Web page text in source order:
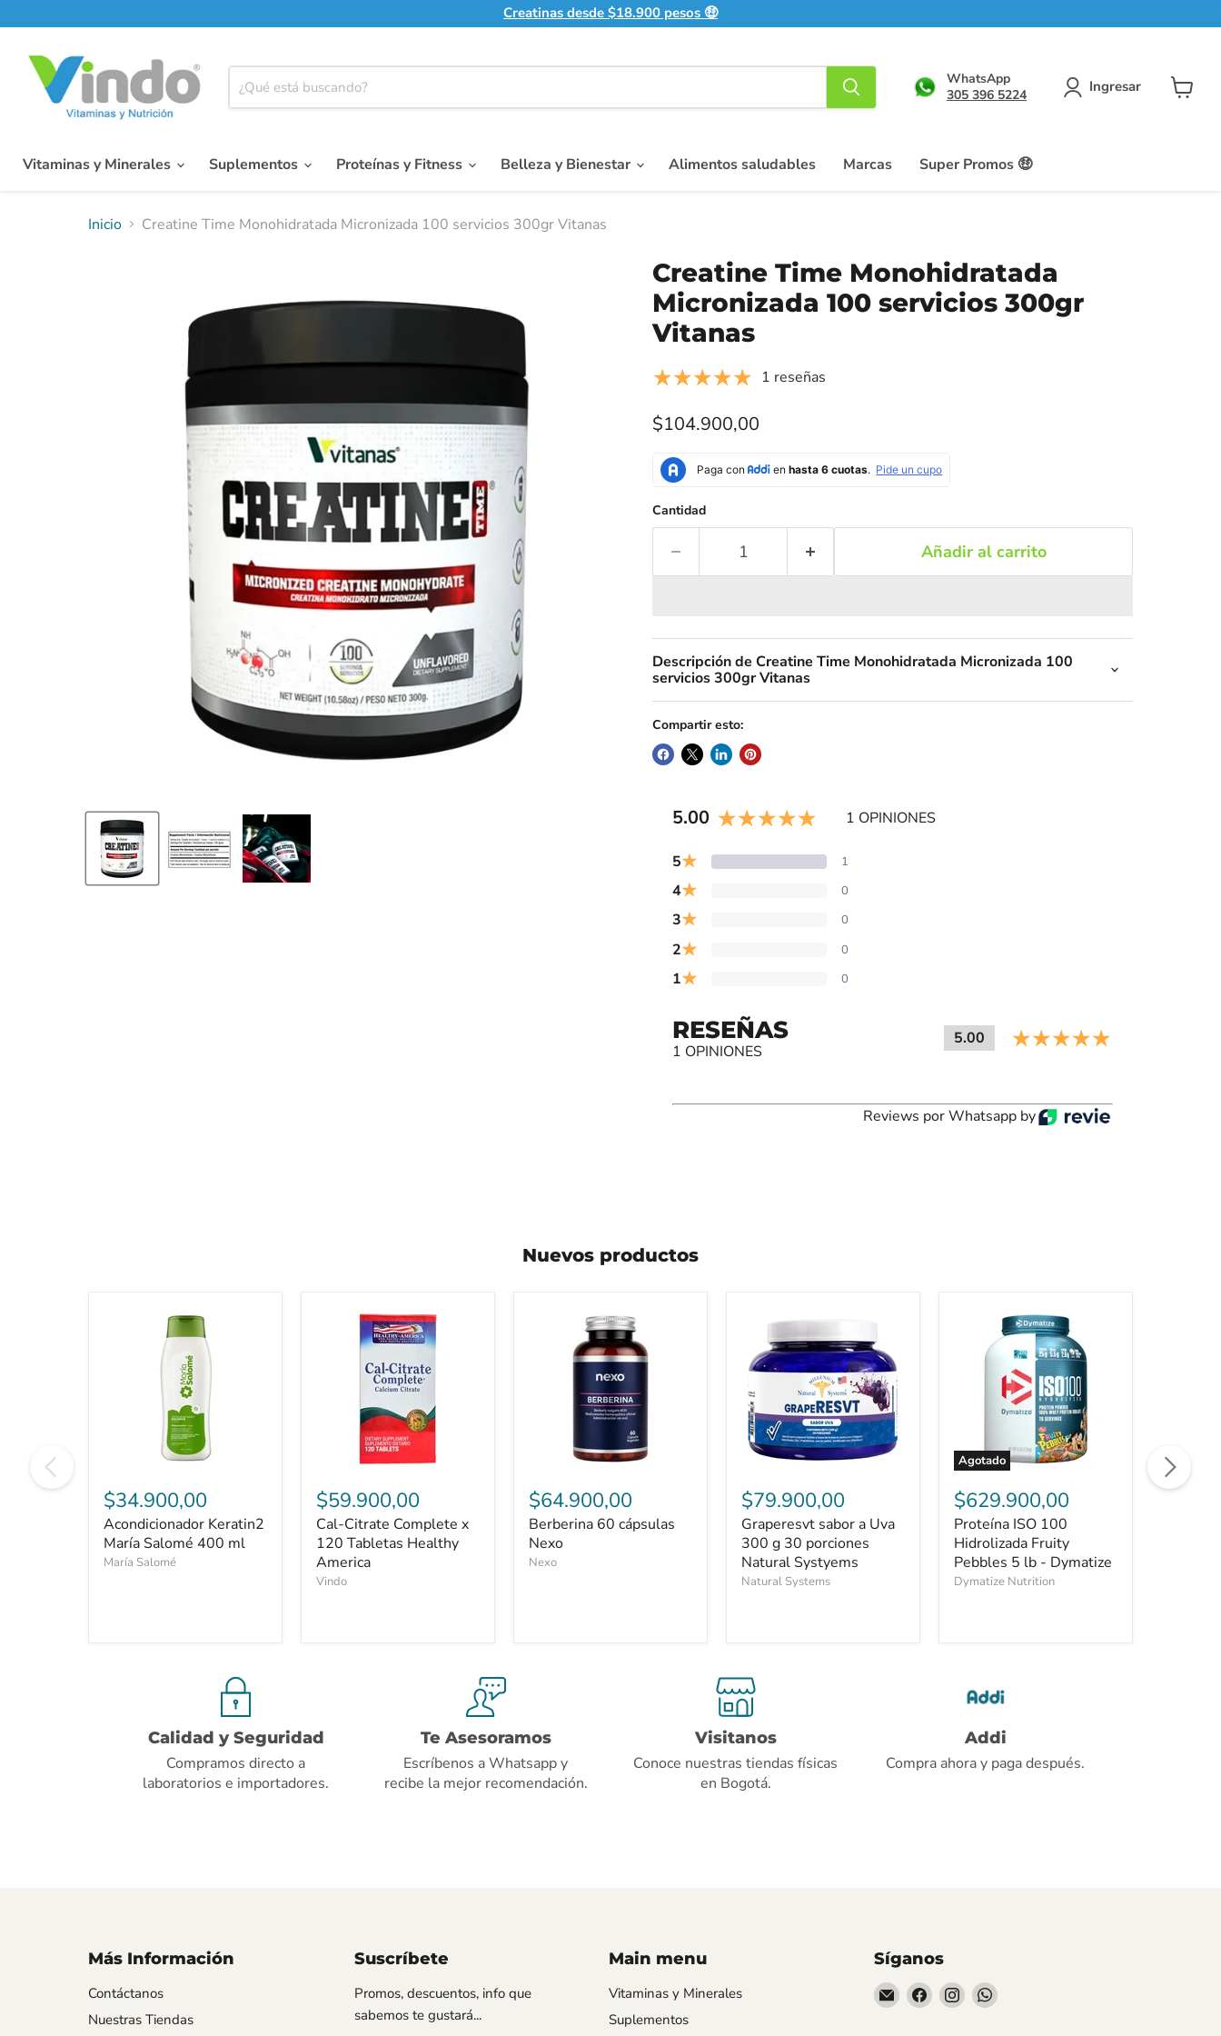
Creatinas desde $18.900 pesos 🤑
WhatsApp
305 396 5224
Ingresar
Vitaminas y Minerales Suplementos Proteínas y Fitness Belleza y Bienestar Alimentos saludables Marcas Super Promos 🤑
Inicio Creatine Time Monohidratada Micronizada 100 servicios 300gr Vitanas
Creatine Time Monohidratada
Micronizada 100 servicios 300gr
Vitanas
1 reseñas
Precio actual
$104.900,00
Cantidad
Añadir al carrito
Descripción de Creatine Time Monohidratada Micronizada 100
servicios 300gr Vitanas
Compartir esto:
5.00 1 OPINIONES
5★ 1
4★ 0
3★ 0
2★ 0
1★ 0
RESEÑAS
1 OPINIONES
5.00
Reviews por Whatsapp by
Nuevos productos
Keratin2
María
Salomé
400
ml
$34.900,00
Acondicionador Keratin2
María Salomé 400 ml
María Salomé
Citrate
Complete
x
120
Tabletas
Healthy
America
$59.900,00
Cal-Citrate Complete x
120 Tabletas Healthy
America
Vindo
60
cápsulas
Nexo
$64.900,00
Berberina 60 cápsulas
Nexo
Nexo
sabor
a
Uva
300
g
30
porciones
$79.900,00
Graperesvt sabor a Uva
300 g 30 porciones
Natural Systyems
Natural Systems
Agotado
Proteína
ISO
100
Hidrolizada
Fruity
Pebbles
5
lb
$629.900,00
Proteína ISO 100
Hidrolizada Fruity
Pebbles 5 lb - Dymatize
Dymatize Nutrition
Cistixin
60
Calidad y Seguridad
Compramos directo a
laboratorios e importadores.
Te Asesoramos
Escríbenos a Whatsapp y
recibe la mejor recomendación.
Visitanos
Conoce nuestras tiendas físicas
en Bogotá.
Addi
Compra ahora y paga después.
Más Información
Contáctanos
Nuestras Tiendas
Suscríbete
Promos, descuentos, info que
sabemos te gustará...
Main menu
Vitaminas y Minerales
Suplementos
Síganos
Encuéntrenos
Encuéntrenos
Encuéntrenos
Encuéntrenos